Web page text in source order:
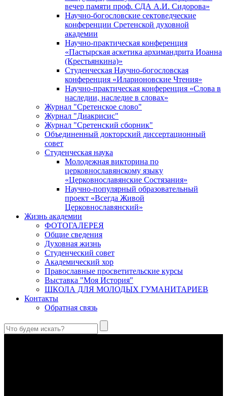
вечер памяти проф. СДА А.И. Сидорова»
Научно-богословские сектоведческие
конференции Сретенской духовной
академии
Научно-практическая конференция
«Пастырская аскетика архимандрита Иоанна
(Крестьянкина)»
Студенческая Научно-богословская
конференция «Иларионовские Чтения»
Научно-практическая конференция «Cлова в
наследии, наследие в словах»
Журнал "Сретенское слово"
Журнал "Диакрисис"
Журнал "Сретенский сборник"
Объединенный докторский диссертационный
совет
Студенческая наука
Молодежная викторина по
церковнославянскому языку
«Церковнославянские Состязания»
Научно-популярный образовательный
проект «Всегда Живой
Церковнославянский»
Жизнь академии
ФОТОГАЛЕРЕЯ
Общие сведения
Духовная жизнь
Студенческий совет
Академический хор
Православные просветительские курсы
Выставка "Моя История"
ШКОЛА ДЛЯ МОЛОДЫХ ГУМАНИТАРИЕВ
Контакты
Обратная связь